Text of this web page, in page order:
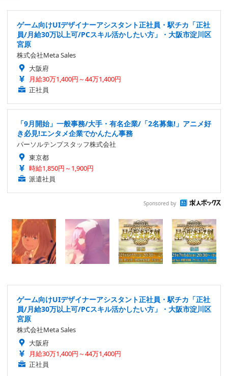
ゲーム向けUIデザイナーアシスタント正社員・駅チカ「正社
員/月給30万以上可/PCスキル活かしたい方」・大阪市淀川区
宮原
株式会社Meta Sales
大阪府
月給30万1,400円～44万1,400円
正社員
「9月開始」一般事務/大手・有名企業/「2名募集!」アニメ好
き必見!エンタメ企業でかんたん事務
パーソルテンプスタッフ株式会社
東京都
時給1,850円～1,900円
派遣社員
Sponsored by
ゲーム向けUIデザイナーアシスタント正社員・駅チカ「正社
員/月給30万以上可/PCスキル活かしたい方」・大阪市淀川区
宮原
株式会社Meta Sales
大阪府
月給30万1,400円～44万1,400円
正社員